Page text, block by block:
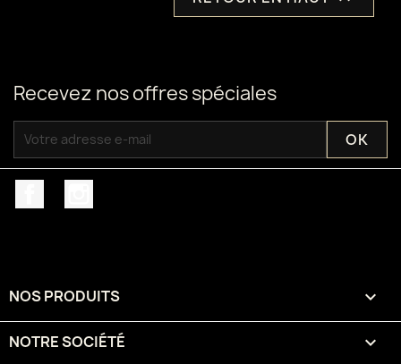
Recevez nos offres spéciales
NOS PRODUITS 
NOTRE SOCIÉTÉ 